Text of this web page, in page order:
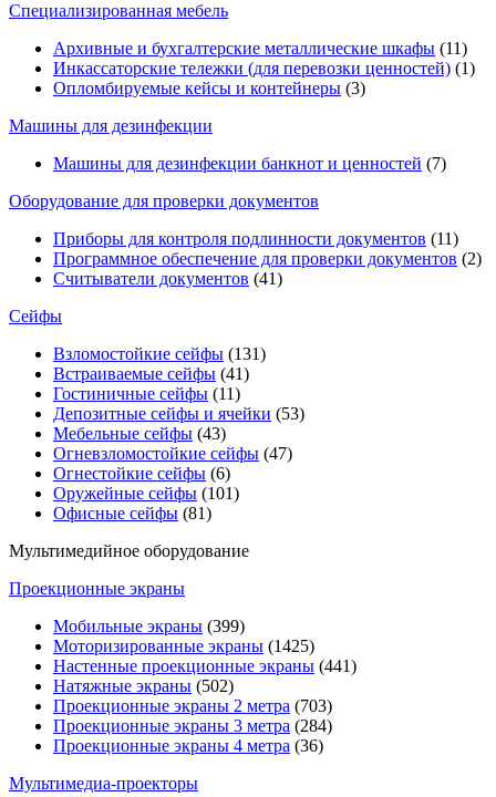
Специализированная мебель
Архивные и бухгалтерские металлические шкафы (11)
Инкассаторские тележки (для перевозки ценностей) (1)
Опломбируемые кейсы и контейнеры (3)
Машины для дезинфекции
Машины для дезинфекции банкнот и ценностей (7)
Оборудование для проверки документов
Приборы для контроля подлинности документов (11)
Программное обеспечение для проверки документов (2)
Считыватели документов (41)
Сейфы
Взломостойкие сейфы (131)
Встраиваемые сейфы (41)
Гостиничные сейфы (11)
Депозитные сейфы и ячейки (53)
Мебельные сейфы (43)
Огневзломостойкие сейфы (47)
Огнестойкие сейфы (6)
Оружейные сейфы (101)
Офисные сейфы (81)
Мультимедийное оборудование
Проекционные экраны
Мобильные экраны (399)
Моторизированные экраны (1425)
Настенные проекционные экраны (441)
Натяжные экраны (502)
Проекционные экраны 2 метра (703)
Проекционные экраны 3 метра (284)
Проекционные экраны 4 метра (36)
Мультимедиa-проекторы